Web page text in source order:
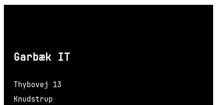
Garbæk IT
Thybovej 13
Knudstrup